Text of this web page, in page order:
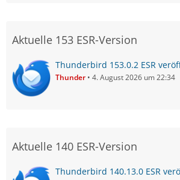
Aktuelle 153 ESR-Version
Thunderbird 153.0.2 ESR
Thunder 4. August 2026 um 22:34
Aktuelle 140 ESR-Version
Thunderbird 140.13.0 ESR